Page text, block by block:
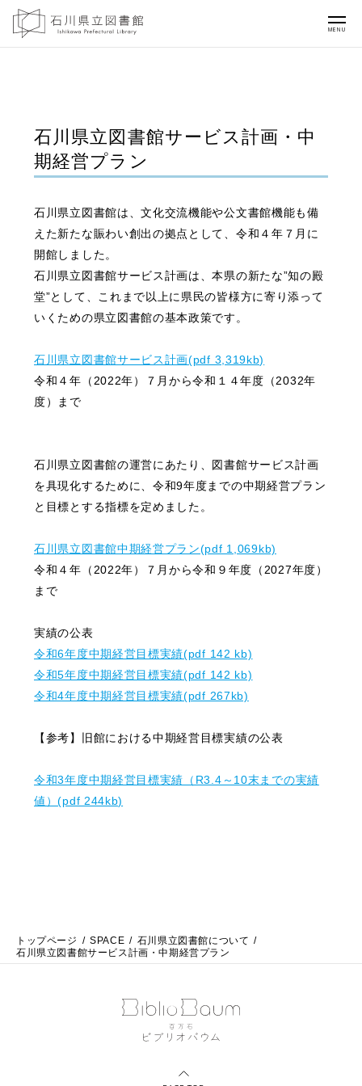
MENU
石川県立図書館サービス計画・中
期経営プラン
石川県立図書館は、文化交流機能や公文書館機能も備
えた新たな賑わい創出の拠点として、令和４年７月に
開館しました。
石川県立図書館サービス計画は、本県の新たな”知の殿
堂”として、これまで以上に県民の皆様方に寄り添って
いくための県立図書館の基本政策です。
石川県立図書館サービス計画(pdf 3,319kb)
令和４年（2022年）７月から令和１４年度（2032年
度）まで
石川県立図書館の運営にあたり、図書館サービス計画
を具現化するために、令和9年度までの中期経営プラン
と目標とする指標を定めました。
石川県立図書館中期経営プラン(pdf 1,069kb)
令和４年（2022年）７月から令和９年度（2027年度）
まで
実績の公表
令和6年度中期経営目標実績(pdf 142 kb)
令和5年度中期経営目標実績(pdf 142 kb)
令和4年度中期経営目標実績(pdf 267kb)
【参考】旧館における中期経営目標実績の公表
令和3年度中期経営目標実績（R3.4～10末までの実績
値）(pdf 244kb)
トップページ SPACE
石川県立図書館について
石川県立図書館サービス計画・中期経営プラン